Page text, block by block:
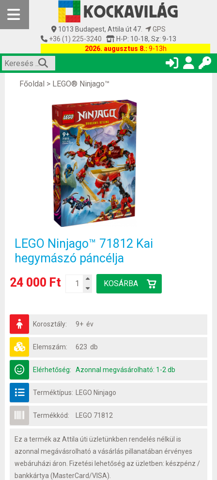
1013 Budapest, Attila út 47.
GPS
+36 (1) 225-3240
H-P: 10-18, Sz: 9-13
2026. augusztus 8.: 9-13h
Főoldal > LEGO® Ninjago™
LEGO Ninjago™ 71812 Kai
hegymászó páncélja
24 000 Ft
Korosztály: 9+ év
Elemszám: 623 db
Elérhetőség: Azonnal megvásárolható: 1-2 db
Terméktípus: LEGO Ninjago
Termékkód: LEGO 71812
Ez a termék az Attila úti üzletünkben rendelés nélkül is
azonnal megávásrolható a vásárlás pillanatában érvényes
webáruházi áron. Fizetési lehetőség az üzletben: készpénz /
bankkártya (MasterCard/VISA).